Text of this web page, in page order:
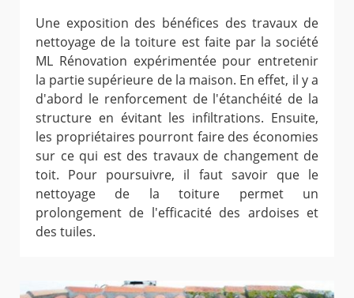
Une exposition des bénéfices des travaux de
nettoyage de la toiture est faite par la société
ML Rénovation expérimentée pour entretenir
la partie supérieure de la maison. En effet, il y a
d'abord le renforcement de l'étanchéité de la
structure en évitant les infiltrations. Ensuite,
les propriétaires pourront faire des économies
sur ce qui est des travaux de changement de
toit. Pour poursuivre, il faut savoir que le
nettoyage de la toiture permet un
prolongement de l'efficacité des ardoises et
des tuiles.